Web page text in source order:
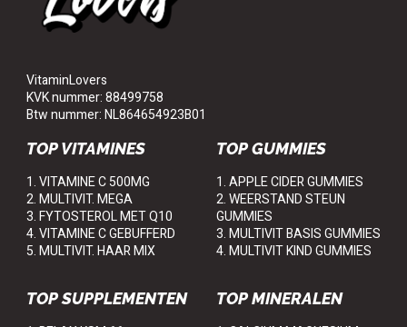
VitaminLovers
KVK nummer: 88499758
Btw nummer: NL864654923B01
TOP VITAMINES
1. VITAMINE C 500MG
2. MULTIVIT. MEGA
3. FYTOSTEROL MET Q10
4. VITAMINE C GEBUFFERD
5. MULTIVIT. HAAR MIX
TOP GUMMIES
1. APPLE CIDER GUMMIES
2. WEERSTAND STEUN
GUMMIES
3. MULTIVIT BASIS GUMMIES
4. MULTIVIT KIND GUMMIES
TOP SUPPLEMENTEN
TOP MINERALEN